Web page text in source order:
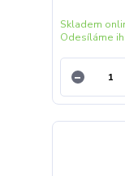
Skladem
Odesíláme